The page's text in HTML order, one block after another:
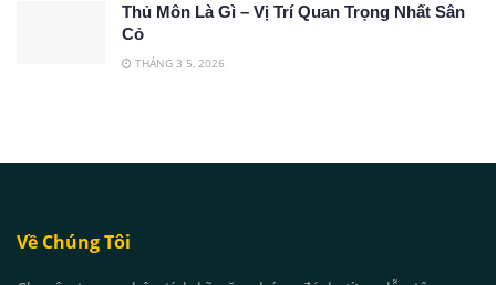
Thủ Môn Là Gì – Vị Trí Quan Trọng Nhất Sân
Cỏ
THÁNG 3 5, 2026
Về Chúng Tôi